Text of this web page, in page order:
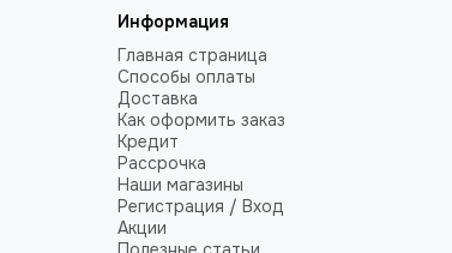
Информация
Главная страница
Способы оплаты
Доставка
Как оформить заказ
Кредит
Рассрочка
Наши магазины
Регистрация / Вход
Акции